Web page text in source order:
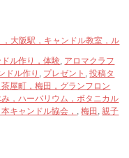
大阪駅，キャンドル教室，ル
ル作り，体験, アロマクラフ
ドル作り , プレゼント ,投稿タ
屋町，梅田，グランフロン
，ハーバリウム，ボタニカル
キャンドル協会， ,梅田 ,親子